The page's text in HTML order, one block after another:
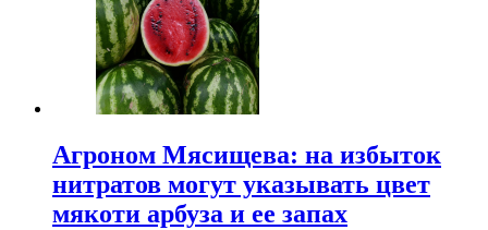
Агроном Мясищева: на избыток
нитратов могут указывать цвет
мякоти арбуза и ее запах